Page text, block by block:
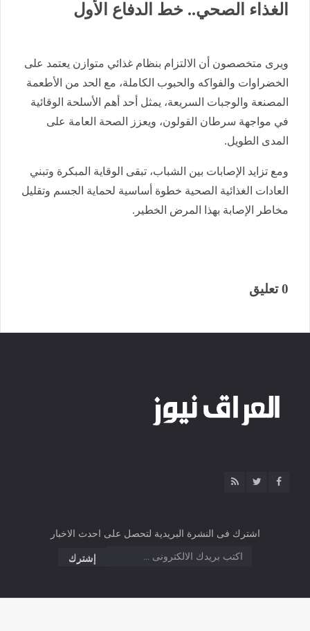
الغذاء الصحي.. خط الدفاع الأول
ويرى متخصصون أن الالتزام بنظام غذائي متوازن يعتمد على
الخضراوات والفواكه والحبوب الكاملة، مع الحد من الأطعمة
المصنعة والوجبات السريعة، يمثل أحد أهم الأسلحة الوقائية
في مواجهة سرطان القولون، ويعزز الصحة العامة على
المدى الطويل.
ومع تزايد الإصابات بين الشباب، تبقى الوقاية المبكرة وتبني
العادات الغذائية الصحية خطوة أساسية لحماية الجسم وتقليل
مخاطر الإصابة بهذا المرض الخطير.
0 تعليق
اشترك فى النشرة البريدية لتحصل على احدث الاخبار